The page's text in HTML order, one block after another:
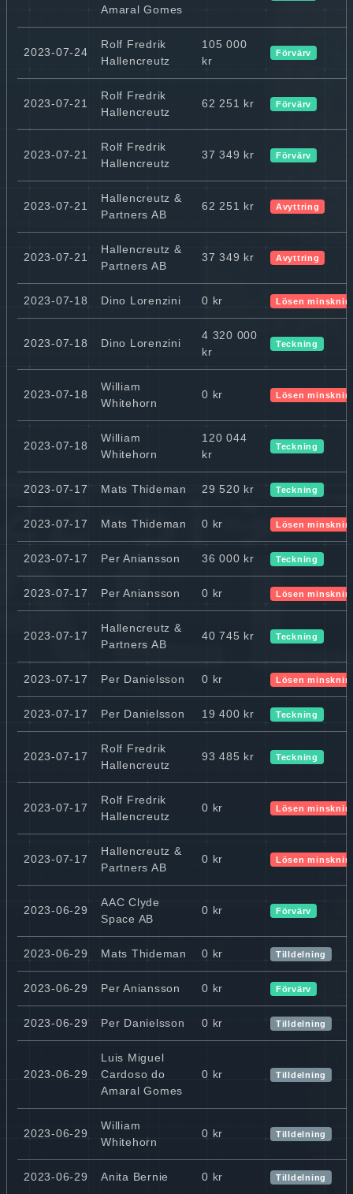
Amaral Gomes
2023-07-24
Rolf Fredrik
Hallencreutz
105 000
kr
Förvärv
2023-07-21
Rolf Fredrik
Hallencreutz
62 251 kr Förvärv
2023-07-21
Rolf Fredrik
Hallencreutz
37 349 kr Förvärv
2023-07-21
Hallencreutz &
Partners AB
62 251 kr Avyttring
2023-07-21
Hallencreutz &
Partners AB
37 349 kr Avyttring
2023-07-18 Dino Lorenzini 0 kr Lösen
2023-07-18 Dino Lorenzini
4 320 000
kr
Teckning
2023-07-18
William
Whitehorn
0 kr Lösen
2023-07-18
William
Whitehorn
120 044
kr
Teckning
2023-07-17 Mats Thideman 29 520 kr Teckning
2023-07-17 Mats Thideman 0 kr Lösen
2023-07-17 Per Aniansson 36 000 kr Teckning
2023-07-17 Per Aniansson 0 kr Lösen
2023-07-17
Hallencreutz &
Partners AB
40 745 kr Teckning
2023-07-17 Per Danielsson 0 kr Lösen
2023-07-17 Per Danielsson 19 400 kr Teckning
2023-07-17
Rolf Fredrik
Hallencreutz
93 485 kr Teckning
2023-07-17
Rolf Fredrik
Hallencreutz
0 kr Lösen
2023-07-17
Hallencreutz &
Partners AB
0 kr Lösen
2023-06-29
AAC Clyde
Space AB
0 kr Förvärv
2023-06-29 Mats Thideman 0 kr Tilldelning
2023-06-29 Per Aniansson 0 kr Förvärv
2023-06-29 Per Danielsson 0 kr Tilldelning
2023-06-29
Luis Miguel
Cardoso do
Amaral Gomes
0 kr Tilldelning
2023-06-29
William
Whitehorn
0 kr Tilldelning
2023-06-29 Anita Bernie 0 kr Tilldelning